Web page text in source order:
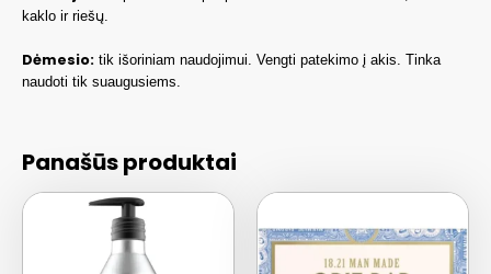
kaklo ir riešų.
Dėmesio: tik išoriniam naudojimui. Vengti patekimo į akis. Tinka
naudoti tik suaugusiems.
Panašūs produktai